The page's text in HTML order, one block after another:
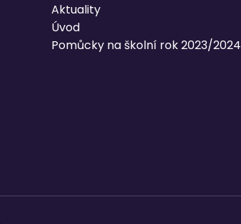
Aktuality
Úvod
Pomůcky na školní rok 2023/2024